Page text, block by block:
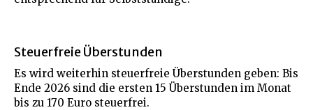
Steuerfreie Überstunden
Es wird weiterhin steuerfreie Überstunden geben: Bis
Ende 2026 sind die ersten 15 Überstunden im Monat
bis zu 170 Euro steuerfrei.